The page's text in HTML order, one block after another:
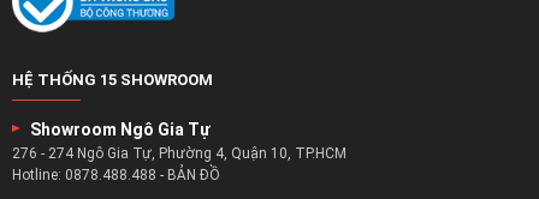
HỆ THỐNG 15 SHOWROOM
Showroom Ngô Gia Tự
276 - 274 Ngô Gia Tự, Phường 4, Quận 10, TP.HCM
Hotline: 0878.488.488 - BẢN ĐỒ